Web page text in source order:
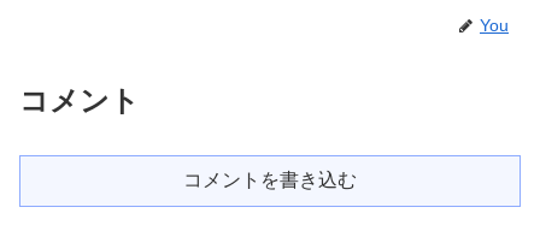
You
コメント
コメントを書き込む